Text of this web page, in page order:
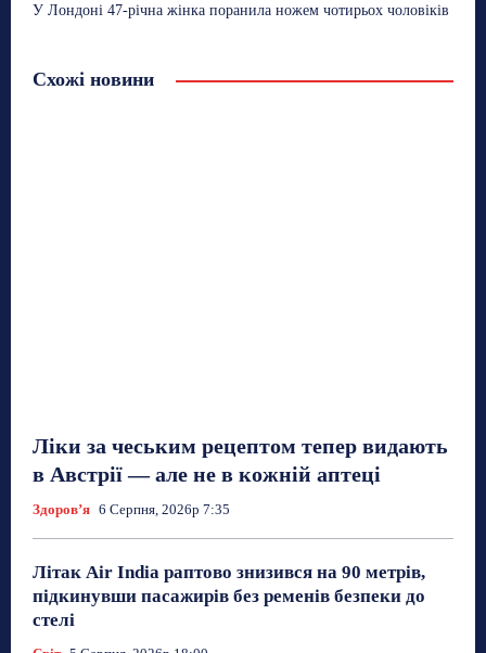
У Лондоні 47-річна жінка поранила ножем чотирьох чоловіків
Схожі новини
Ліки за чеським рецептом тепер видають
в Австрії — але не в кожній аптеці
Здоровʼя 6 Серпня, 2026р 7:35
Літак Air India раптово знизився на 90 метрів,
підкинувши пасажирів без ременів безпеки до
стелі